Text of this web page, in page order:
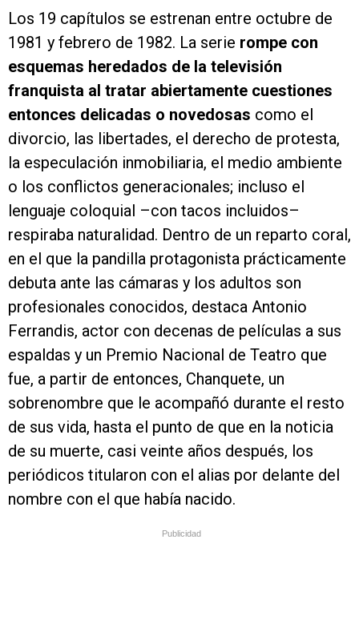
Los 19 capítulos se estrenan entre octubre de
1981 y febrero de 1982. La serie rompe con
esquemas heredados de la televisión
franquista al tratar abiertamente cuestiones
entonces delicadas o novedosas como el
divorcio, las libertades, el derecho de protesta,
la especulación inmobiliaria, el medio ambiente
o los conflictos generacionales; incluso el
lenguaje coloquial –con tacos incluidos–
respiraba naturalidad. Dentro de un reparto coral,
en el que la pandilla protagonista prácticamente
debuta ante las cámaras y los adultos son
profesionales conocidos, destaca Antonio
Ferrandis, actor con decenas de películas a sus
espaldas y un Premio Nacional de Teatro que
fue, a partir de entonces, Chanquete, un
sobrenombre que le acompañó durante el resto
de sus vida, hasta el punto de que en la noticia
de su muerte, casi veinte años después, los
periódicos titularon con el alias por delante del
nombre con el que había nacido.
Publicidad